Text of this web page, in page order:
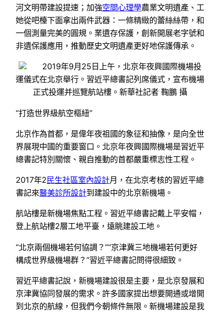
河文明帶建設提速；加強空間心理學農業文明遺產、工
她從吧檯下面拿出兩件武器：一條精緻的蕾絲絲帶，和
一個測量完美的圓規。業遺存保護，創新開展老字號和
非遺保護應用，推動歷史文明遺產更好地保護傳承。
2019年9月25日上午，北京年夜興國際機場投
運儀式在北京舉行。習近平總書記列席儀式，宣布機場
正式投運并巡覽航站樓。新華社記者 鞠鵬 攝
“打造世界級航空樞紐”
北京作為首都，是偉年夜祖國的象征和抽像，是向全世
界展現中國的重要窗口。北京年夜興國際機場是習近平
總書記特別關懷、親自推動的首都嚴重標志性工程。
2017年2 民生社區室內設計月，在北京考核的習近平總
書記來醫美診所設計到建設中的北京新機場。
航站樓是新機場焦點工程。習近平總書記戴上平安帽，
登上航站樓2層工地平臺，遠眺建設工地。
“北京兩個機場若何協調？”“京津冀三地機場若何更好
構成世界級機場群？”習近平總書記問得很細致。
習近平總書記說，新機場建設很是主要，是北京發展和
京津冀協同發展的需求。許多國家提出想要開通或增開
到北京的航線，但我們今朝條件無限。新機場建設是我